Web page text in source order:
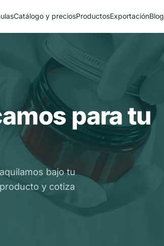
Catálogo y preciosProductosExportaciónBlog
para tu
bajo tu
y cotiza